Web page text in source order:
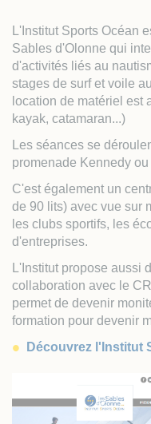
L'Institut Sports Océan
Sables d'Olonne qui
d'activités liés au
stages de surf et voile
location de matériel est
kayak, catamaran...)
Les séances se
promenade Kennedy
C'est également un
de 90 lits) avec vue sur
les clubs sportifs, les
d'entreprises.
L'Institut propose aussi
collaboration avec le
permet de devenir
formation pour devenir
Découvrez l'Institut